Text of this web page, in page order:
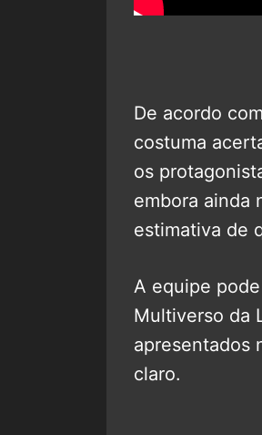
De acordo
costuma
os
embora ainda
estimativa de
A equipe
Multiverso da
apresentados
claro.